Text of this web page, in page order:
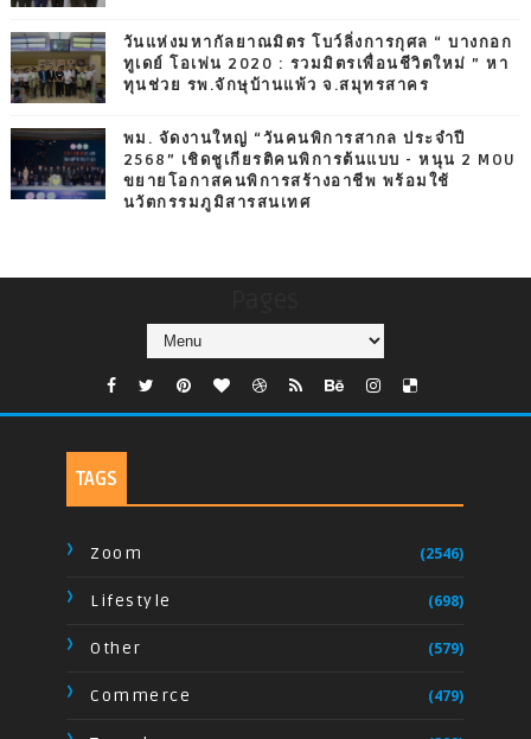
วันแห่งมหากัลยาณมิตร โบว์ลิ่งการกุศล “ บางกอก
ทูเดย์ โอเพ่น 2020 : รวมมิตรเพื่อนชีวิตใหม่ ” หา
ทุนช่วย รพ.จักษุบ้านแพ้ว จ.สมุทรสาคร
พม. จัดงานใหญ่ “วันคนพิการสากล ประจำปี
2568” เชิดชูเกียรติคนพิการต้นแบบ - หนุน 2 MOU
ขยายโอกาสคนพิการสร้างอาชีพ พร้อมใช้
นวัตกรรมภูมิสารสนเทศ
TAGS
Zoom (2546)
Lifestyle (698)
Other (579)
Commerce (479)